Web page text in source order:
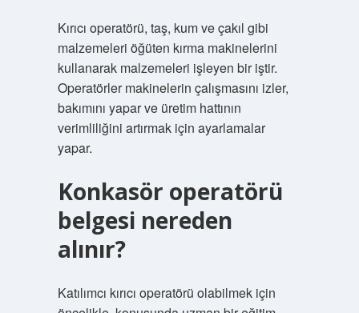
Kırıcı operatörü, taş, kum ve çakıl gibi
malzemeleri öğüten kırma makinelerini
kullanarak malzemeleri işleyen bir iştir.
Operatörler makinelerin çalışmasını izler,
bakımını yapar ve üretim hattının
verimliliğini artırmak için ayarlamalar
yapar.
Konkasör operatörü
belgesi nereden
alınır?
Katılımcı kırıcı operatörü olabilmek için